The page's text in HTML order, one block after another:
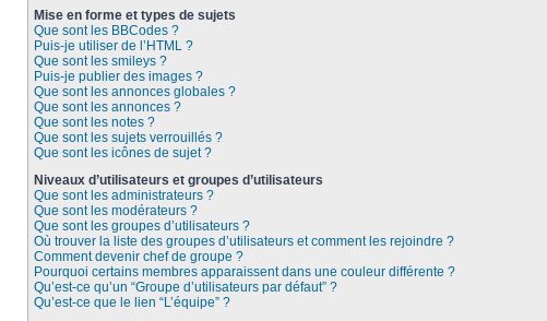
Mise en forme et types de sujets
Que sont les BBCodes ?
Puis-je utiliser de l’HTML ?
Que sont les smileys ?
Puis-je publier des images ?
Que sont les annonces globales ?
Que sont les annonces ?
Que sont les notes ?
Que sont les sujets verrouillés ?
Que sont les icônes de sujet ?
Niveaux d’utilisateurs et groupes d’utilisateurs
Que sont les administrateurs ?
Que sont les modérateurs ?
Que sont les groupes d’utilisateurs ?
Où trouver la liste des groupes d’utilisateurs et comment les rejoindre ?
Comment devenir chef de groupe ?
Pourquoi certains membres apparaissent dans une couleur différente ?
Qu’est-ce qu’un “Groupe d’utilisateurs par défaut” ?
Qu’est-ce que le lien “L’équipe” ?